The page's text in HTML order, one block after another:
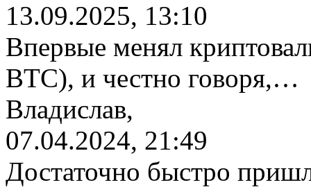
13.09.2025, 13:10
Впервые менял
BTC), и честно говоря,…
Владислав,
07.04.2024, 21:49
Достаточно быстро